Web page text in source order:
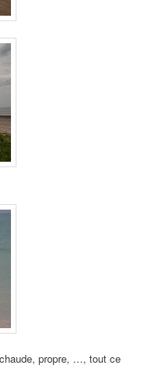
propre, …, tout ce